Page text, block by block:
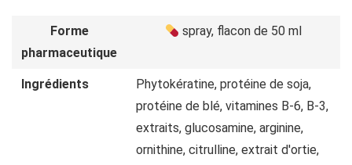
Forme
pharmaceutique
spray, flacon de 50 ml
Ingrédients
Phytokératine, protéine de soja,
protéine de blé, vitamines B-6, B-3,
extraits, glucosamine, arginine,
ornithine, citrulline, extrait d'ortie,